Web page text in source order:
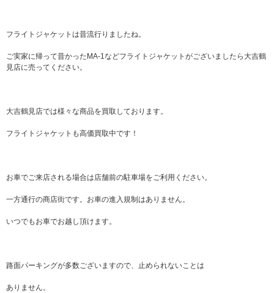
フライトジャケットは昔流行りましたね。
ご実家に帰って昔かったMA-1などフライトジャケットがございましたら大吉鶴
見店に売ってください。
大吉鶴見店では様々な商品を買取しております。
フライトジャケットも高価買取中です！
お車でご来店される場合は店舗前の駐車場をご利用ください。
一方通行の商店街です。お車の進入規制はありません。
いつでもお車でお越し頂けます。
路面パーキングが多数ございますので、止められないことは
ありません。